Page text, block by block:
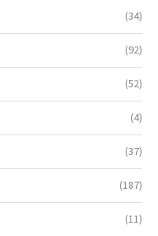
(34)
(92)
(52)
(4)
(37)
(187)
(11)